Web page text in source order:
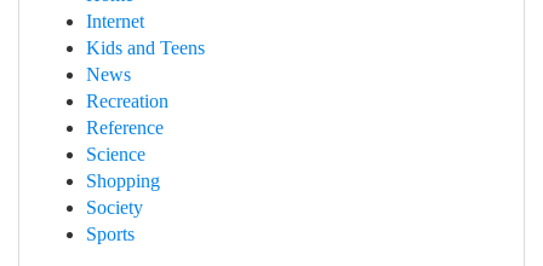
Internet
Kids and Teens
News
Recreation
Reference
Science
Shopping
Society
Sports